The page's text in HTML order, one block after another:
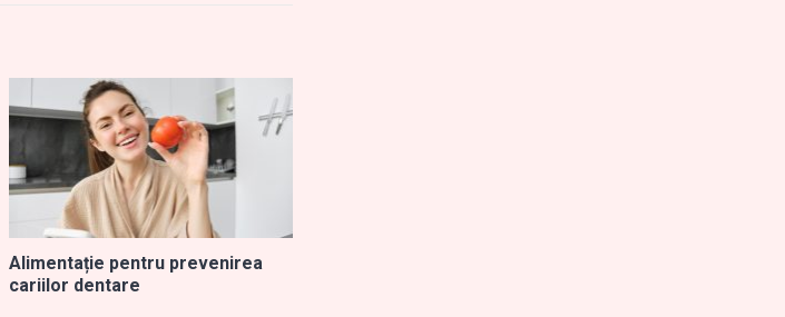
Alimentație pentru prevenirea
cariilor dentare